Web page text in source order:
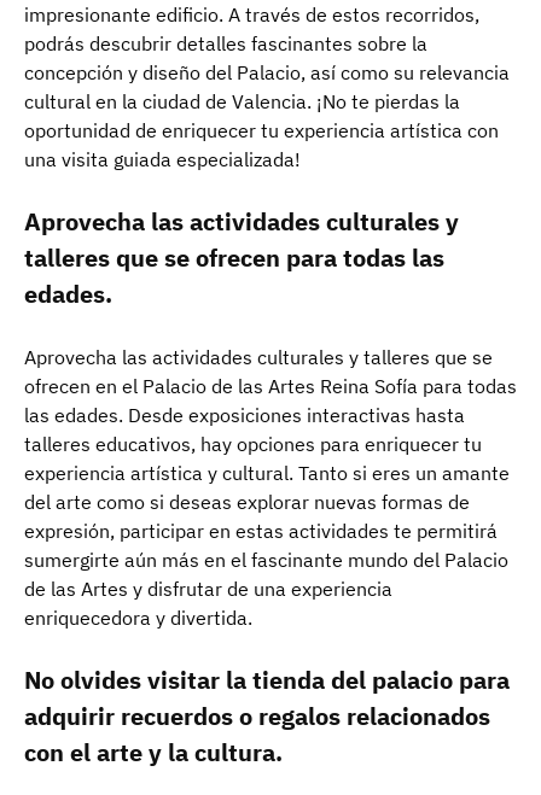
impresionante edificio. A través de estos recorridos,
podrás descubrir detalles fascinantes sobre la
concepción y diseño del Palacio, así como su relevancia
cultural en la ciudad de Valencia. ¡No te pierdas la
oportunidad de enriquecer tu experiencia artística con
una visita guiada especializada!
Aprovecha las actividades culturales y
talleres que se ofrecen para todas las
edades.
Aprovecha las actividades culturales y talleres que se
ofrecen en el Palacio de las Artes Reina Sofía para todas
las edades. Desde exposiciones interactivas hasta
talleres educativos, hay opciones para enriquecer tu
experiencia artística y cultural. Tanto si eres un amante
del arte como si deseas explorar nuevas formas de
expresión, participar en estas actividades te permitirá
sumergirte aún más en el fascinante mundo del Palacio
de las Artes y disfrutar de una experiencia
enriquecedora y divertida.
No olvides visitar la tienda del palacio para
adquirir recuerdos o regalos relacionados
con el arte y la cultura.